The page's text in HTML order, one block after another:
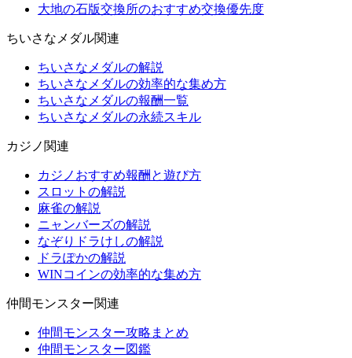
大地の石版交換所のおすすめ交換優先度
ちいさなメダル関連
ちいさなメダルの解説
ちいさなメダルの効率的な集め方
ちいさなメダルの報酬一覧
ちいさなメダルの永続スキル
カジノ関連
カジノおすすめ報酬と遊び方
スロットの解説
麻雀の解説
ニャンバーズの解説
なぞりドラけしの解説
ドラぽかの解説
WINコインの効率的な集め方
仲間モンスター関連
仲間モンスター攻略まとめ
仲間モンスター図鑑